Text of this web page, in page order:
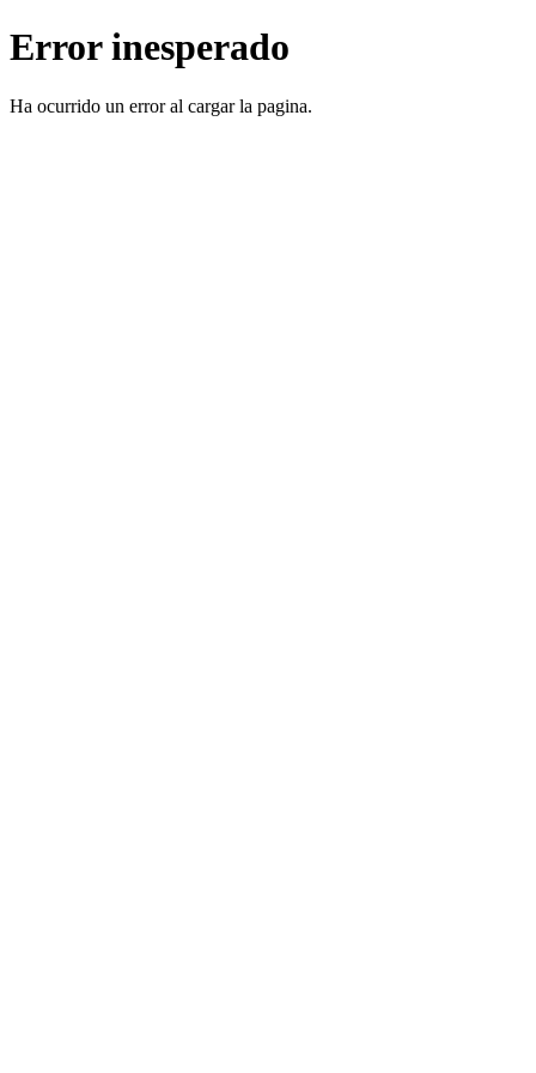
Error inesperado
Ha ocurrido un error al cargar la pagina.